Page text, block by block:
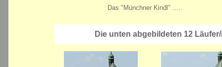
Das "Münchner Kindl" .....
Die unten abgebildeten 12